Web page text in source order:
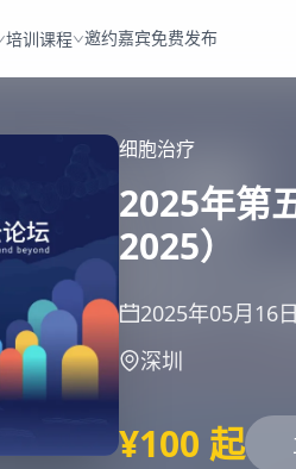
培训课程 邀约嘉宾免费发布
细胞治疗
2025年第
2025）
2025年05月16日
深圳
¥100 起